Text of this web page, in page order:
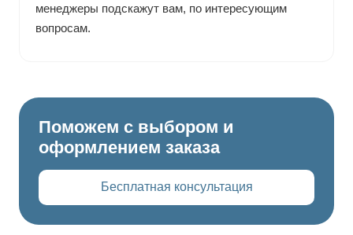
менеджеры подскажут вам, по интересующим
вопросам.
Поможем с выбором и
оформлением заказа
Бесплатная консультация